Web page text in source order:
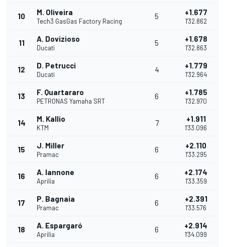
10 M. Oliveira
Tech3 GasGas Factory Racing
5 +1.677
1'32.862
11 A. Dovizioso
Ducati
5 +1.678
1'32.863
12 D. Petrucci
Ducati
4 +1.779
1'32.964
13 F. Quartararo
PETRONAS Yamaha SRT
6 +1.785
1'32.970
14 M. Kallio
KTM
7 +1.911
1'33.096
15 J. Miller
Pramac
6 +2.110
1'33.295
16 A. Iannone
Aprilia
6 +2.174
1'33.359
17 P. Bagnaia
Pramac
6 +2.391
1'33.576
18 A. Espargaró
Aprilia
6 +2.914
1'34.099